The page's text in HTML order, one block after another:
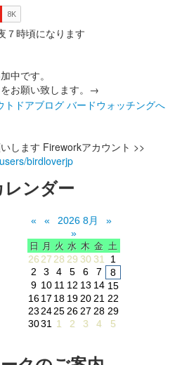
７時頃になります
中です。
お願い致します。→
します Fireworkアカウント >>
birdloverjp
レンダー
« « 2026 8月
»
»
日 月 火 水 木 金 土
26 27 28 29 30 31
1
2
3 4 5 6 7
8
9 10 11 12 13 14 15
1617 18 19 20 21 22
232425 26 27 28 29
3031 1 2 3 4 5